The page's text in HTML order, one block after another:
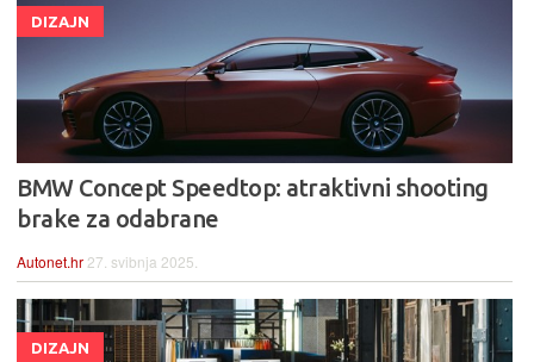
DIZAJN
BMW Concept Speedtop: atraktivni shooting
brake za odabrane
Autonet.hr 27. svibnja 2025.
DIZAJN